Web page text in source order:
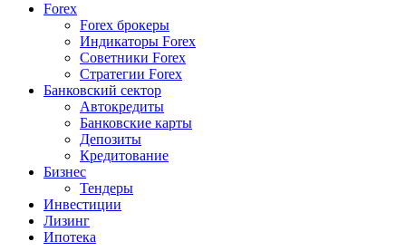
Forex
Forex брокеры
Индикаторы Forex
Советники Forex
Стратегии Forex
Банковский сектор
Автокредиты
Банковские карты
Депозиты
Кредитование
Бизнес
Тендеры
Инвестиции
Лизинг
Ипотека